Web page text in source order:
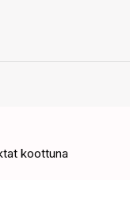
koottuna